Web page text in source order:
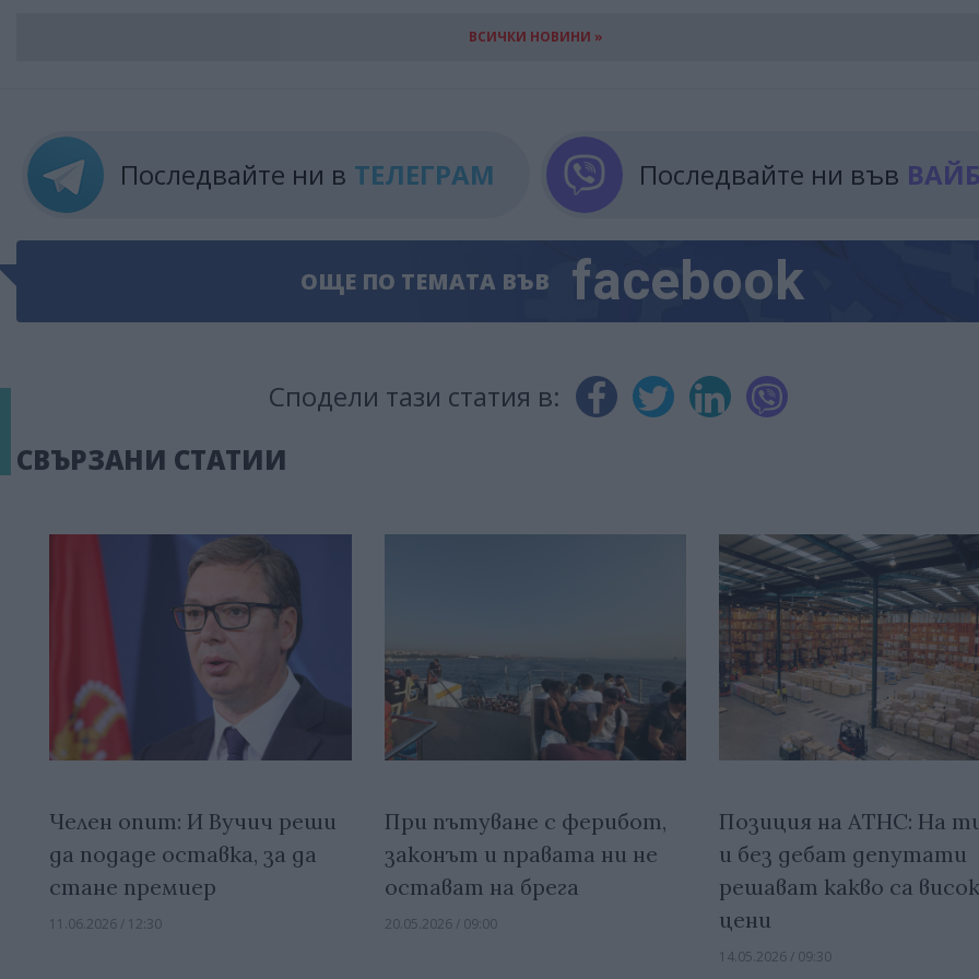
ВСИЧКИ НОВИНИ »
Последвайте ни в ТЕЛЕГРАМ Последвайте ни във
ОЩЕ ПО ТЕМАТА ВЪВ facebook
Сподели тази статия в:
СВЪРЗАНИ СТАТИИ
Челен опит: И Вучич реши
да подаде оставка, за да
стане премиер
11.06.2026 / 12:30
При пътуване с ферибот,
законът и правата ни не
остават на брега
20.05.2026 / 09:00
Позиция на АТНС: На
и без дебат депутати
решават какво са
цени
14.05.2026 / 09:30